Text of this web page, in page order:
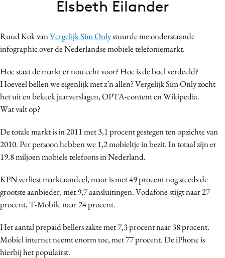
Carriere
Contentmarketing
Craft
Customer Experience
Data & Insights
Design
Digital transformation
Diversiteit
Effectiviteit
Gedragsverandering
Influencer marketing
Interne communicatie
Media
Merkstrategie
Ruud Kok vanVergelijk Sim Onlystuurde me onderstaande
infographic over de Nederlandse mobiele telefoniemarkt.
Hoe staat de markt er nou echt voor? Hoe is de boel verdeeld?
Hoeveel bellen we eigenlijk met z’n allen? Vergelijk Sim Only zocht
het uit en bekeek jaarverslagen, OPTA-content en Wikipedia.
Wat valt op?
De totale markt is in 2011 met 3,1 procent gestegen ten opzichte van
2010. Per persoon hebben we 1,2 mobieltje in bezit. In totaal zijn er
19.8 miljoen mobiele telefoons in Nederland.
KPN verliest marktaandeel, maar is met 49 procent nog steeds de
grootste aanbieder, met 9,7 aansluitingen. Vodafone stijgt naar 27
procent, T-Mobile naar 24 procent.
Het aantal prepaid bellers zakte met 7,3 procent naar 38 procent.
Mobiel internet neemt enorm toe, met 77 procent. De iPhone is
hierbij het populairst.
Elsbeth Eilander